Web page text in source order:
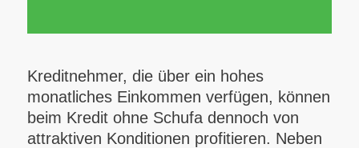
Kreditnehmer, die über ein hohes
monatliches Einkommen verfügen, können
beim Kredit ohne Schufa dennoch von
attraktiven Konditionen profitieren. Neben